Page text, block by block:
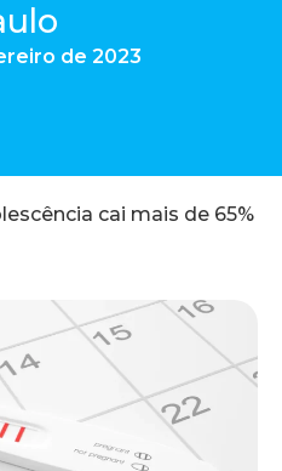
de 2023
cai mais de 65%